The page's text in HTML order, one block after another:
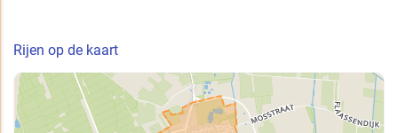
Rijen op de kaart